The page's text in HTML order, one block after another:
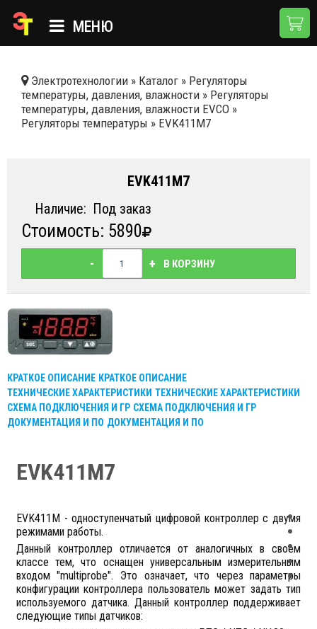
МЕНЮ
КАТАЛОГ
О КОМПАНИИ
ДОСТАВКА И ОПЛАТА
КОНТАКТЫ
Электротехнологии » Каталог » Регуляторы
температуры, давления, влажности » Регуляторы
температуры, давления, влажности EVCO »
Регуляторы температуры » EVK411M7
EVK411M7
Наличие: Под заказ
Стоимость: 5890
- + В КОРЗИНУ
КРАТКОЕ ОПИСАНИЕ КРАТКОЕ ОПИСАНИЕ
ТЕХНИЧЕСКИЕ ХАРАКТЕРИСТИКИ ТЕХНИЧЕСКИЕ ХАРАКТЕРИСТИКИ
СХЕМА ПОДКЛЮЧЕНИЯ И ГР СХЕМА ПОДКЛЮЧЕНИЯ И ГР
ДОКУМЕНТАЦИЯ И ПО ДОКУМЕНТАЦИЯ И ПО
EVK411M7
EVK411M - одноступенчатый цифровой контроллер c двумя
режимами работы.
Данный контроллер отличается от аналогичных в своем
классе тем, что оснащен универсальным измерительным
входом "multiprobe". Это означает, что через параметры
конфигурации контроллера пользователь может задать тип
используемого датчика. Данный контроллер поддерживает
следующие типы датчиков: